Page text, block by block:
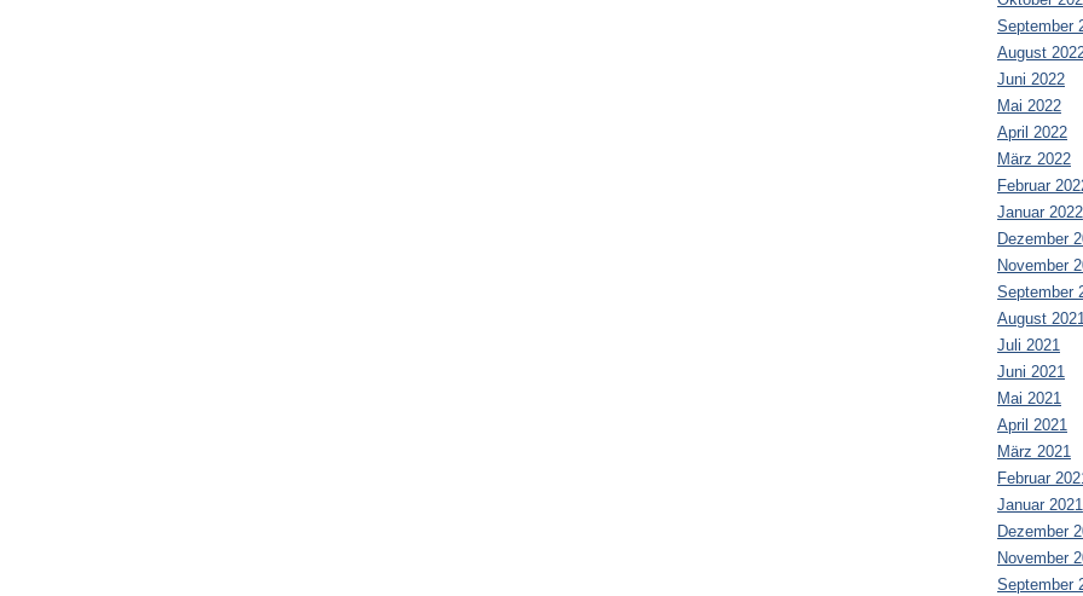
September
August
Juni 2022
Mai 2022
April 2022
März 2022
Februar
Januar 2022
Dezember
November
September
August
Juli 2021
Juni 2021
Mai 2021
April 2021
März 2021
Februar
Januar 2021
Dezember
November
September